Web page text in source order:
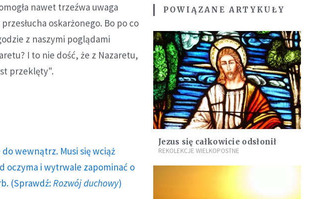
nawet trzeźwa uwaga
oskarżonego. Bo po co
z naszymi poglądami
I to nie dość, że z Nazaretu,
przeklęty".
do wewnątrz. Musi się wciąż
oczyma i wytrwale zapominać o
(Sprawdź: Rozwój duchowy)
POWIĄZANE ARTYKUŁY
Jezus się całkowicie odsłonił
REKOLEKCJE WIELKOPOSTNE